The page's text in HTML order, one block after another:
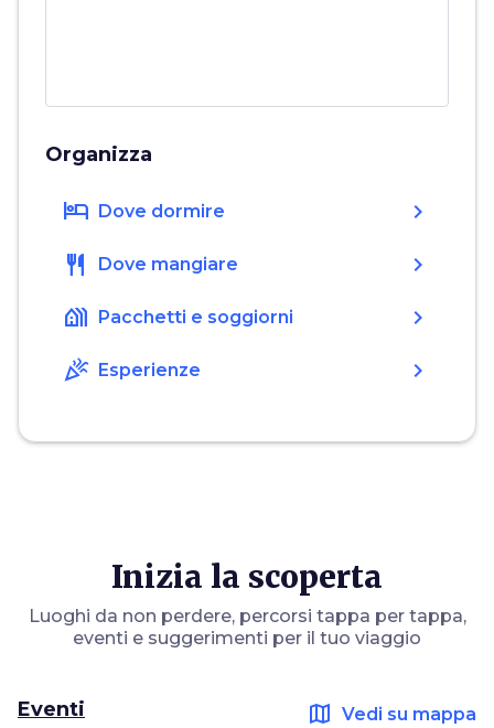
Organizza
hotel Dove dormire chevron_right
restaurant Dove mangiare chevron_right
holiday_village Pacchetti e soggiorni chevron_right
celebration Esperienze chevron_right
Inizia la scoperta
Luoghi da non perdere, percorsi tappa per tappa,
eventi e suggerimenti per il tuo viaggio
Eventi map Vedi su mappa